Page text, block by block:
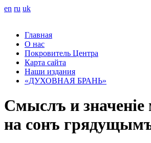
en ru uk
Главная
О нас
Покровитель Центра
Карта сайта
Наши издания
«ДУХОВНАЯ БРАНЬ»
Смыслъ и значеніе
на сонъ